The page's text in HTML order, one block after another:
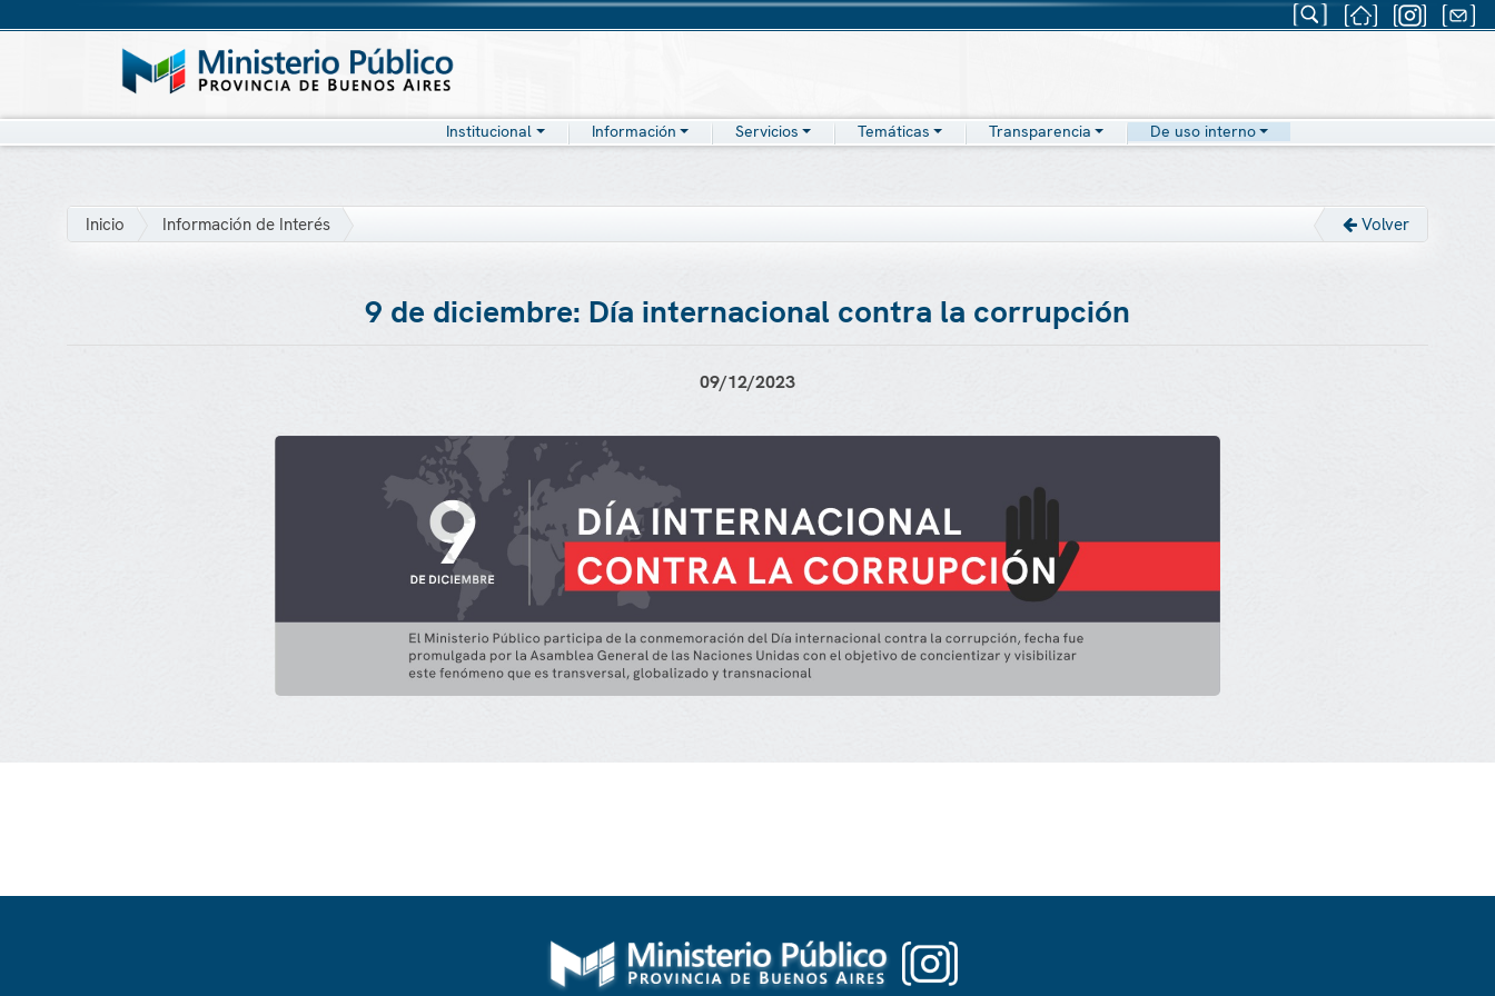
Institucional Información Servicios Temáticas Transparencia De uso interno
Inicio Información de Interés Volver
9 de diciembre: Día internacional contra la corrupción
09/12/2023